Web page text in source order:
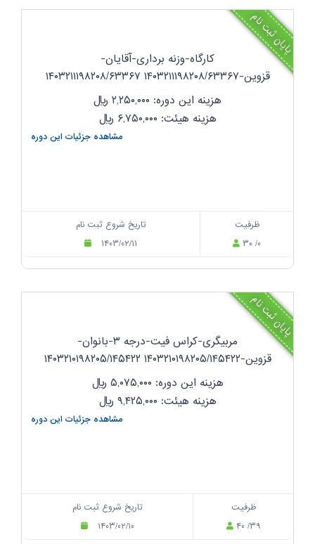
پایان ثبت نام
کارگاه-وزنه برداری-آقایان-
قزوین-۱۴۰۳۲۱۱۱۹۸۲۰۸/۶۳۳۶۷ ۱۴۰۳۲۱۱۱۹۸۲۰۸/۶۳۳۶۷
هزینه این دوره: ۲,۲۵۰,۰۰۰
ریال
هزینه هیئت: ۶,۷۵۰,۰۰۰
ریال
مشاهده جزئیات این دوره
تاریخ شروع ثبت نام
۱۴۰۳/۰۲/۱۱
ظرفیت
۳۰ /۰
پایان ثبت نام
مربیگری-کراس فیت-درجه ۳-بانوان-
قزوین-۱۴۰۳۲۱۰۱۹۸۲۰۵/۱۴۵۴۲۲ ۱۴۰۳۲۱۰۱۹۸۲۰۵/۱۴۵۴۲۲
هزینه این دوره: ۵,۰۷۵,۰۰۰
ریال
هزینه هیئت: ۹,۴۲۵,۰۰۰
ریال
مشاهده جزئیات این دوره
تاریخ شروع ثبت نام
۱۴۰۳/۰۲/۱۰
ظرفیت
۴۰ /۳۹